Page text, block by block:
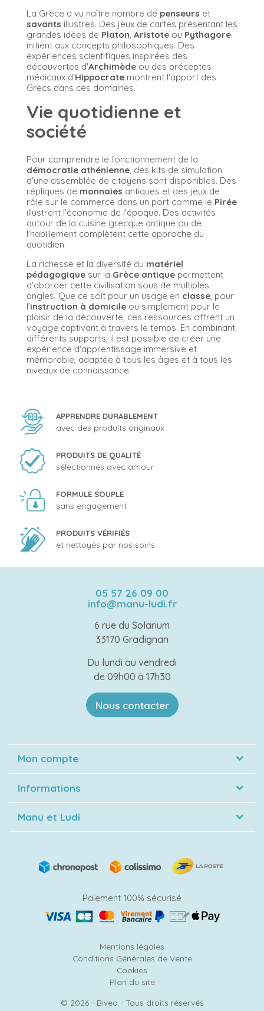
La Grèce a vu naître nombre de penseurs et
savants illustres. Des jeux de cartes présentant les
grandes idées de Platon Aristote ou Pythagore
initient aux concepts philosophiques. Des
expériences scientifiques inspirées des
découvertes d'Archimède ou des préceptes
médicaux d'Hippocrate montrent l'apport des
Grecs dans ces domaines.
Vie quotidienne et
société
Pour comprendre le fonctionnement de la
démocratie athénienne, des kits de simulation
d'une assemblée de citoyens sont disponibles. Des
répliques de monnaies antiques et des jeux de
rôle sur le commerce dans un port comme le Pirée
illustrent l'économie de l'époque. Des activités
autour de la cuisine grecque antique ou de
l'habillement complètent cette approche du
quotidien.
La richesse et la diversité du matériel
pédagogique sur la Grèce antique permettent
d'aborder cette civilisation sous de multiples
angles. Que ce soit pour un usage en classe, pour
l'instruction à domicile ou simplement pour le
plaisir de la découverte, ces ressources offrent un
voyage captivant à travers le temps. En combinant
différents supports, il est possible de créer une
expérience d'apprentissage immersive et
mémorable, adaptée à tous les âges et à tous les
niveaux de connaissance.
APPRENDRE DURABLEMENT
avec des produits originaux
PRODUITS DE QUALITÉ
sélectionnés avec amour
FORMULE SOUPLE
sans engagement
PRODUITS VÉRIFIÉS
et nettoyés par nos soins
05 57 26 09 00
info@manu-ludi.fr
6 rue du Solarium
33170 Gradignan
Du lundi au vendredi
de 09h00 à 17h30
Nous contacter
Mon compte
Informations
Manu et Ludi
Paiement 100% sécurisé
Mentions légales
Conditions Générales de Vente
Cookies
Plan du site
© 2026 - Bivea - Tous droits réservés